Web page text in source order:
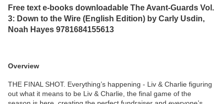
Free text e-books downloadable The Avant-Guards Vol.
3: Down to the Wire (English Edition) by Carly Usdin,
Noah Hayes 9781684155613
Overview
THE FINAL SHOT. Everything’s happening - Liv & Charlie figuring
out what it means to be Liv & Charlie, the final game of the